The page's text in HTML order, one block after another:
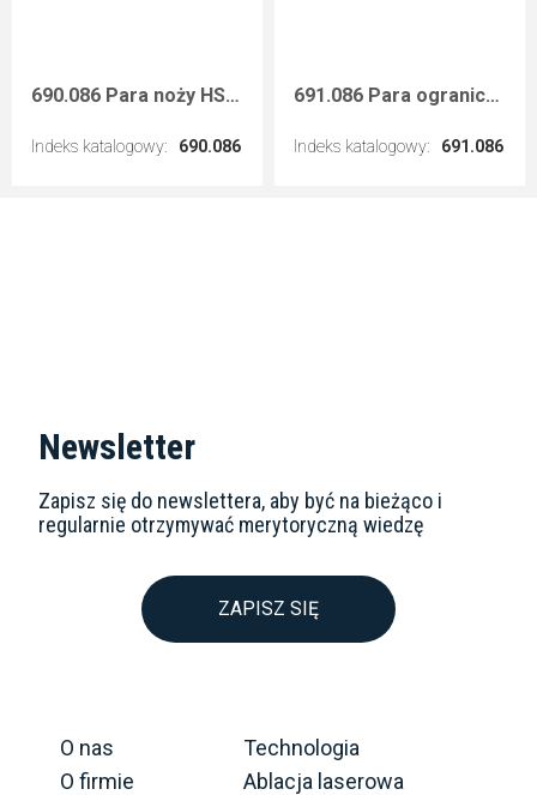
690.086 Para noży HSS 40x4 mm
Indeks katalogowy: 690.086
691.086 Para ograniczników 40 mm
Indeks katalogowy: 691.086
Newsletter
Zapisz się do newslettera, aby być na bieżąco i
regularnie otrzymywać merytoryczną wiedzę
ZAPISZ SIĘ
O nas
O firmie
Technologia
Ablacja laserowa